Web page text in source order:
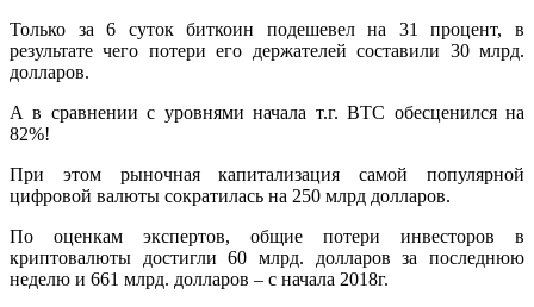
Только за 6 суток биткоин подешевел на 31 процент, в
результате чего потери его держателей составили 30 млрд.
долларов.
А в сравнении с уровнями начала т.г. BTC обесценился на
82%!
При этом рыночная капитализация самой популярной
цифровой валюты сократилась на 250 млрд долларов.
По оценкам экспертов, общие потери инвесторов в
криптовалюты достигли 60 млрд. долларов за последнюю
неделю и 661 млрд. долларов – с начала 2018г.